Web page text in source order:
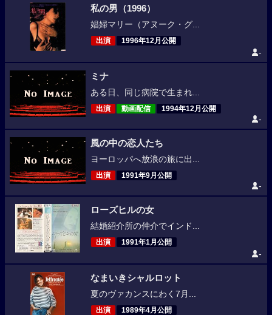
私の男（1996）
娼婦マリー（アヌーク・グ...
出演 1996年12月公開
-
ミナ
ある日、同じ病院で生まれ...
出演 動画配信 1994年12月公開
-
風の中の恋人たち
ヨーロッパへ放浪の旅に出...
出演 1991年9月公開
-
ローズヒルの女
結婚紹介所の仲介でインド...
出演 1991年1月公開
-
なまいきシャルロット
夏のヴァカンスにわく7月...
出演 1989年4月公開